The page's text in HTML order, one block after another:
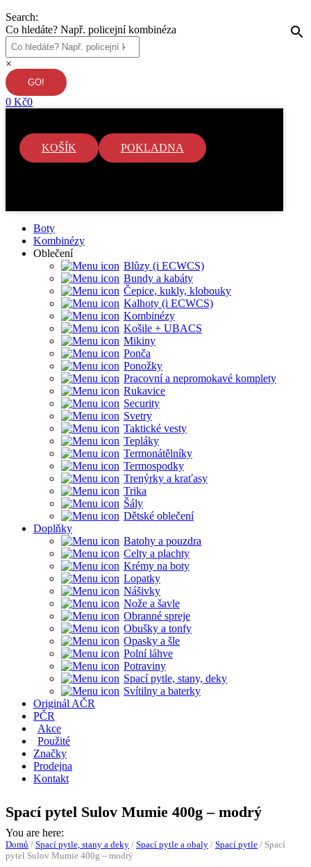
Search:
Co hledáte? Např. policejní kombinéza
×
0 Kč0
KOŠÍK POKLADNA
Boty
Kombinézy
Oblečení
Blůzy (i ECWCS)
Bundy a kabáty
Čepice, kukly, klobouky
Kalhoty (i ECWCS)
Kombinézy
Košile + UBACS
Mikiny
Ponča
Ponožky
Pracovní a nepromokavé komplety
Rukavice
Security
Svetry
Taktické vesty
Tepláky
Termonátělníky
Termospodky
Trenýrky a kraťasy
Trika
Šály
Dětské oblečení
Doplňky
Batohy a pouzdra
Celty a plachty
Krémy na boty
Lopatky
Nášivky
Nože a šavle
Obranné spreje
Obušky a tonfy
Opasky a šle
Polní láhve
Potraviny
Spací pytle, stany, deky
Svítilny a baterky
Originál AČR
PČR
Akce
Použité
Značky
Prodejna
Kontakt
Spací pytel Sulov Mumie 400g – modrý
You are here:
Domů / Spací pytle, stany a deky / Spací pytle a obaly / Spací pytle / Spací
pytel Sulov Mumie 400g – modrý